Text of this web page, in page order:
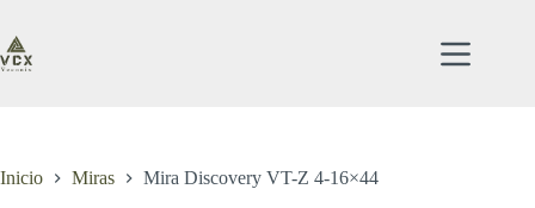
contenido
Inicio Miras Mira Discovery VT-Z 4-16×44